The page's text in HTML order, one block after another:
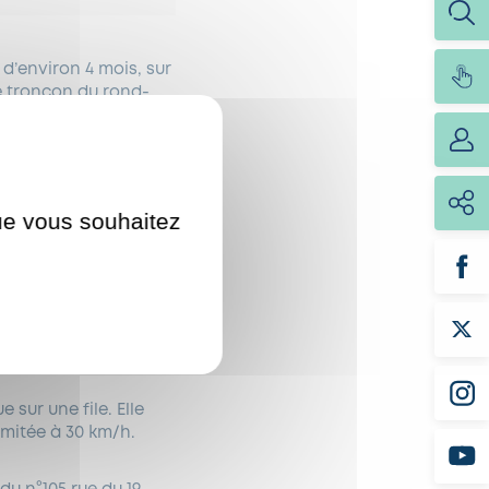
4 mois, sur
tronçon du rond-
Les
au second
sur une file. Elle
à 30 km/h.
vous souhaitez